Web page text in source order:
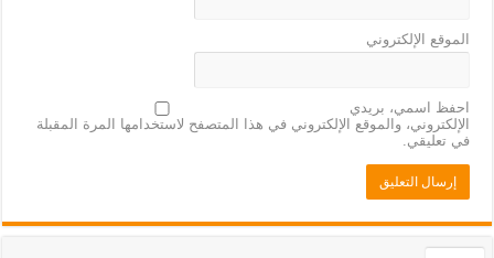
الموقع الإلكتروني
احفظ اسمي، بريدي
الإلكتروني، والموقع الإلكتروني في هذا المتصفح لاستخدامها المرة المقبلة
في تعليقي.